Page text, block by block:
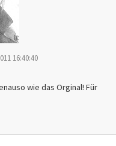
16:40:40
wie das Orginal! Für